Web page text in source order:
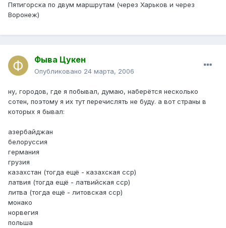
Пятигорска по двум маршрутам (через Харьков и через
Воронеж)
Фыва Цукен
Опубликовано 24 марта, 2006
ну, городов, где я побывал, думаю, наберётся несколько
сотен, поэтому я их тут перечислять не буду. а вот страны в
которых я бывал:
азербайджан
белоруссия
германия
грузия
казахстан (тогда ещё - казахская сср)
латвия (тогда ещё - латвийская сср)
литва (тогда ещё - литовская сср)
монако
норвегия
польша